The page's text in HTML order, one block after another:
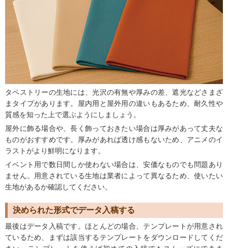
タペストリーの生地には、光沢の有無や厚みの差、遮光などさまざ
まタイプがあります。屋内用と屋外用の違いもあるため、耐久性や
質感を知った上で選ぶようにしましょう。
屋外に飾る場合や、長く飾っておきたい場合は厚みがあって丈夫な
ものがおすすめです。厚みがあれば透け感もないため、アニメのイ
ラストがより鮮明になります。
イベント用で数日間しか使わない場合は、安価なものでも問題あり
ません。用意されている生地は業者によって異なるため、使いたい
生地があるか確認してください。
決められた形式でデータ入稿する
最後はデータ入稿です。ほとんどの場合、テンプレートが用意され
ているため、まずは該当するテンプレートをダウンロードしてくだ